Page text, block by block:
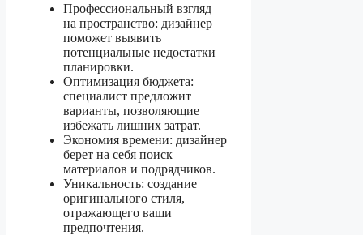
Профессиональный взгляд
на пространство: дизайнер
поможет выявить
потенциальные недостатки
планировки.
Оптимизация бюджета:
специалист предложит
варианты, позволяющие
избежать лишних затрат.
Экономия времени: дизайнер
берет на себя поиск
материалов и подрядчиков.
Уникальность: создание
оригинального стиля,
отражающего ваши
предпочтения.